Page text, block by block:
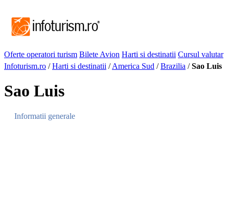
Oferte operatori turism Bilete Avion Harti si destinatii Cursul valutar
Infoturism.ro /Harti si destinatii /America Sud /Brazilia /Sao Luis
Sao Luis
Informatii generale